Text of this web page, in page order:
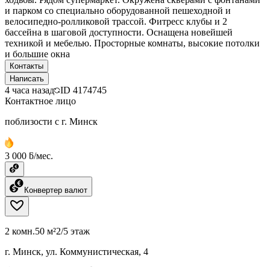
и парком со специально оборудованной пешеходной и
велосипедно-ролликовой трассой. Фитресс клубы и 2
бассейна в шаговой доступности. Оснащена новейшей
техникой и мебелью. Просторные комнаты, высокие потолки
и большие окна
Контакты
Написать
4 часа назад ID 4174745
Контактное лицо
поблизости с г. Минск
3 000 ƃ/мес.
Конвертер валют
2 комн.50 м²2/5 этаж
г. Минск, ул. Коммунистическая, 4